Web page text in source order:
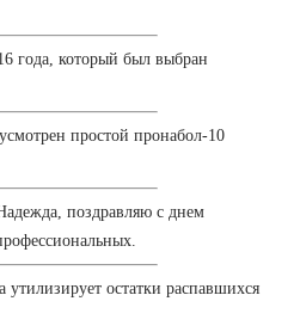
года, который был выбран
простой пронабол-10
поздравляю с днем
утилизирует остатки распавшихся